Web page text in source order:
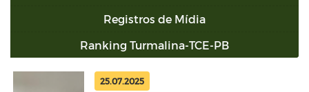
Registros de Mídia
Ranking Turmalina-TCE-PB
25.07.2025